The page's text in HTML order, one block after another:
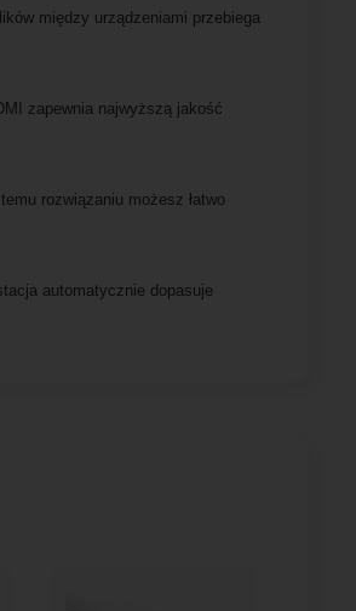
między urządzeniami przebiega
zapewnia najwyższą jakość
rozwiązaniu możesz łatwo
automatycznie dopasuje